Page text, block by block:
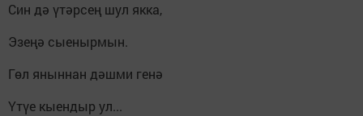
Син дә үтәрсең шул якка,
Эзеңә сыенырмын.
Гөл яныннан дәшми генә
Үтүе кыендыр ул...